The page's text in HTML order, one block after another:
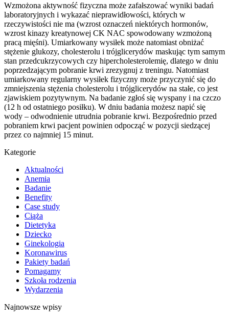
Wzmożona aktywność fizyczna może zafałszować wyniki badań
laboratoryjnych i wykazać nieprawidłowości, których w
rzeczywistości nie ma (wzrost oznaczeń niektórych hormonów,
wzrost kinazy kreatynowej CK NAC spowodowany wzmożoną
pracą mięśni). Umiarkowany wysiłek może natomiast obniżać
stężenie glukozy, cholesterolu i trójglicerydów maskując tym samym
stan przedcukrzycowych czy hipercholesterolemię, dlatego w dniu
poprzedzającym pobranie krwi zrezygnuj z treningu. Natomiast
umiarkowany regularny wysiłek fizyczny może przyczynić się do
zmniejszenia stężenia cholesterolu i trójglicerydów na stałe, co jest
zjawiskiem pozytywnym. Na badanie zgłoś się wyspany i na czczo
(12 h od ostatniego posiłku). W dniu badania możesz napić się
wody – odwodnienie utrudnia pobranie krwi. Bezpośrednio przed
pobraniem krwi pacjent powinien odpocząć w pozycji siedzącej
przez co najmniej 15 minut.
Kategorie
Aktualności
Anemia
Badanie
Benefity
Case study
Ciąża
Dietetyka
Dziecko
Ginekologia
Koronawirus
Pakiety badań
Pomagamy
Szkoła rodzenia
Wydarzenia
Najnowsze wpisy